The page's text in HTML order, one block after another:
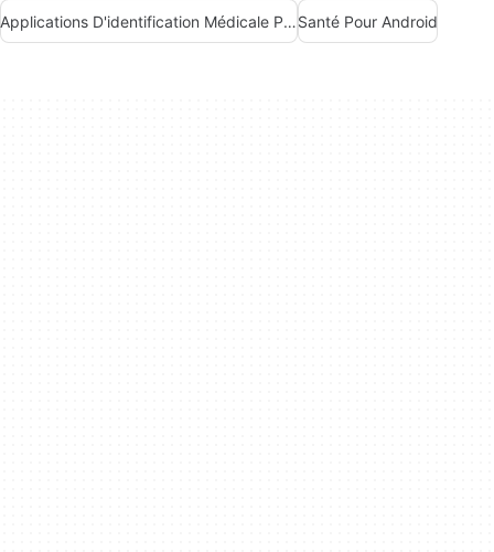
Applications D'identification Médicale Pour AndroidSanté Pour Android